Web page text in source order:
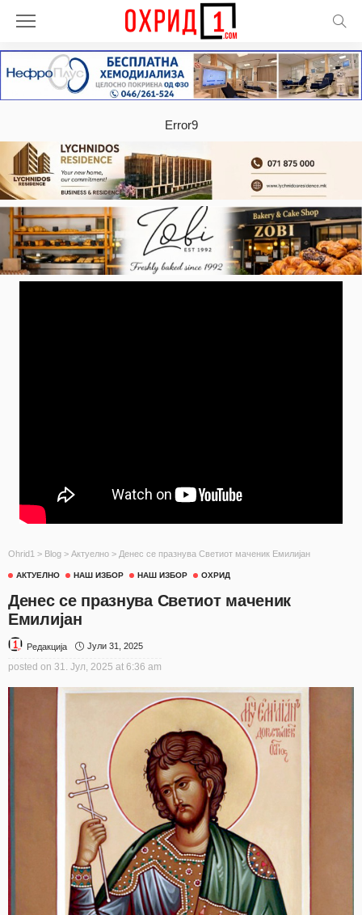
Error9
Ohrid1 > Blog > Актуелно > Денес се празнува Светиот маченик Емилијан
АКТУЕЛНО НАШ ИЗБОР НАШ ИЗБОР ОХРИД
Денес се празнува Светиот маченик
Емилијан
Редакција Јули 31, 2025
posted on 31. Јул, 2025 at 6:36 am